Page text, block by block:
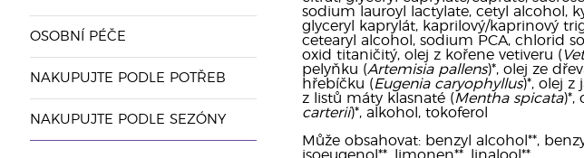
OSOBNÍ PÉČE
NAKUPUJTE PODLE POTŘEB
NAKUPUJTE PODLE SEZÓNY
sodium lauroyl lactylate, cetyl alcohol,
glyceryl kaprylát, kaprilový/kaprinový
cetearyl alcohol, sodium PCA, chlorid
oxid titaničitý, olej z kořene vetiveru (
pelyňku (Artemisia pallens)*, olej ze
hřebíčku (Eugenia caryophyllus)*, olej z
z listů máty klasnaté (Mentha spicata)*,
carterii)*, alkohol, tokoferol
Může obsahovat: benzyl alcohol**,